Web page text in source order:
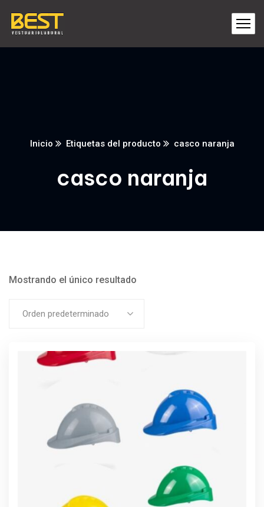
Inicio Etiquetas del producto casco naranja
casco naranja
Mostrando el único resultado
Orden predeterminado